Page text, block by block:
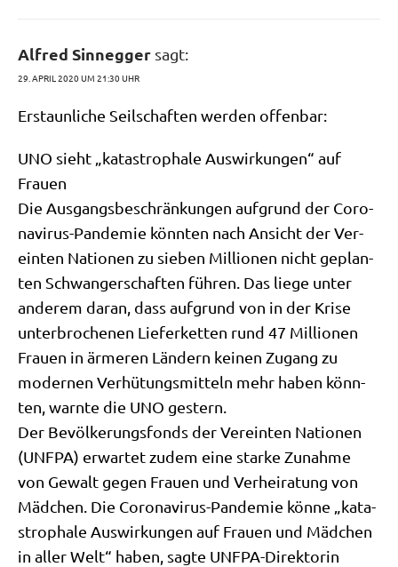
Alfred Sinnegger sagt:
29. APRIL 2020 UM 21:30 UHR
Erstaun­li­che Seil­schaf­ten wer­den offenbar:
UNO sieht „kata­stro­pha­le Aus­wir­kun­gen“ auf
Frauen
Die Aus­gangs­be­schrän­kun­gen auf­grund der Coro­
na­vi­rus-Pan­de­mie könn­ten nach Ansicht der Ver­
ein­ten Natio­nen zu sie­ben Mil­lio­nen nicht geplan­
ten Schwan­ger­schaf­ten füh­ren. Das lie­ge unter
ande­rem dar­an, dass auf­grund von in der Kri­se
unter­bro­che­nen Lie­fer­ket­ten rund 47 Mil­lio­nen
Frau­en in ärme­ren Län­dern kei­nen Zugang zu
moder­nen Ver­hü­tungs­mit­teln mehr haben könn­
ten, warn­te die UNO gestern.
Der Bevöl­ke­rungs­fonds der Ver­ein­ten Natio­nen
(UNFPA) erwar­tet zudem eine star­ke Zunah­me
von Gewalt gegen Frau­en und Ver­hei­ra­tung von
Mäd­chen. Die Coro­na­vi­rus-Pan­de­mie kön­ne „kata­
stro­pha­le Aus­wir­kun­gen auf Frau­en und Mäd­chen
in aller Welt“ haben, sag­te UNFPA-Direk­to­rin